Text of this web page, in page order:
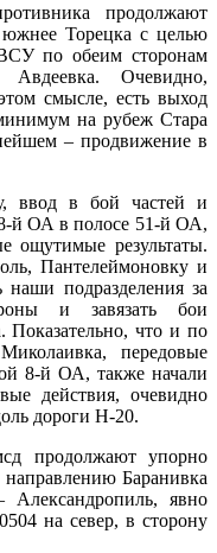
продолжают
южнее Торецка с целью
по обеим сторонам
Очевидно,
смысле, есть выход
на рубеж Стара
– продвижение в
ввод в бой частей и
8-й ОА в полосе 51-й ОА,
ощутимые результаты.
Пантелеймоновку и
наши подразделения за
и завязать бои
Показательно, что и по
передовые
8-й ОА, также начали
действия, очевидно
дороги Н-20.
продолжают упорно
направлению Баранивка
явно
на север, в сторону